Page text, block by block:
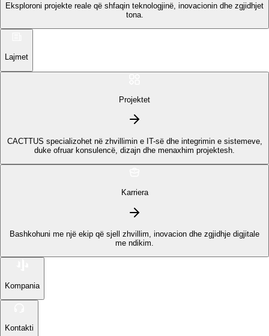
Eksploroni projekte reale që shfaqin teknologjinë, inovacionin dhe zgjidhjet
tona.
Lajmet
Projektet
CACTTUS specializohet në zhvillimin e IT-së dhe integrimin e sistemeve,
duke ofruar konsulencë, dizajn dhe menaxhim projektesh.
Karriera
Bashkohuni me një ekip që sjell zhvillim, inovacion dhe zgjidhje digjitale
me ndikim.
Kompania
Kontakti